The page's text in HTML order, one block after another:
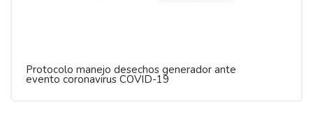
Protocolo manejo desechos generador ante
evento coronavirus COVID-19